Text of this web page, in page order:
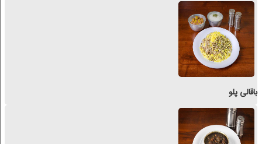
باقالی پلو